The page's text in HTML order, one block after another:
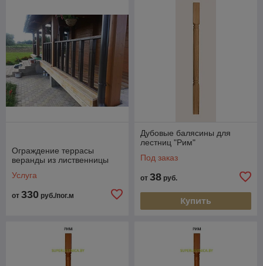
Ограждение террасы
веранды из лиственницы
Услуга
от 330 руб./пог.м
Дубовые балясины для
лестниц "Рим"
Под заказ
от 38 руб.
Купить